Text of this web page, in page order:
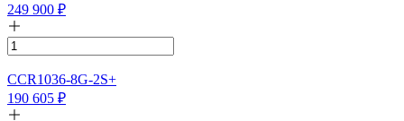
249 900 ₽
CCR1036-8G-2S+
190 605 ₽